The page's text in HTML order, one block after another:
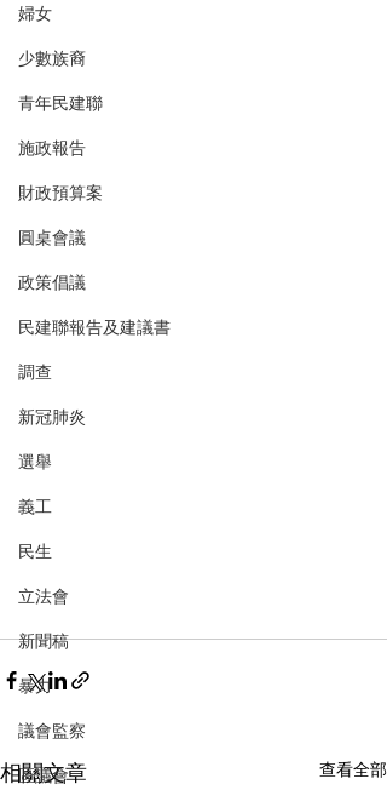
婦女
少數族裔
青年民建聯
施政報告
財政預算案
圓桌會議
政策倡議
民建聯報告及建議書
調查
新冠肺炎
選舉
義工
民生
立法會
新聞稿
暴力
議會監察
區議會
相關文章 查看全部